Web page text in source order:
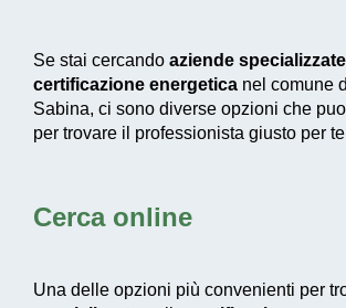
Se stai cercando aziende specializzate
certificazione energetica nel comune
Sabina, ci sono diverse opzioni che
per trovare il professionista giusto per
Cerca online
Una delle opzioni più convenienti per